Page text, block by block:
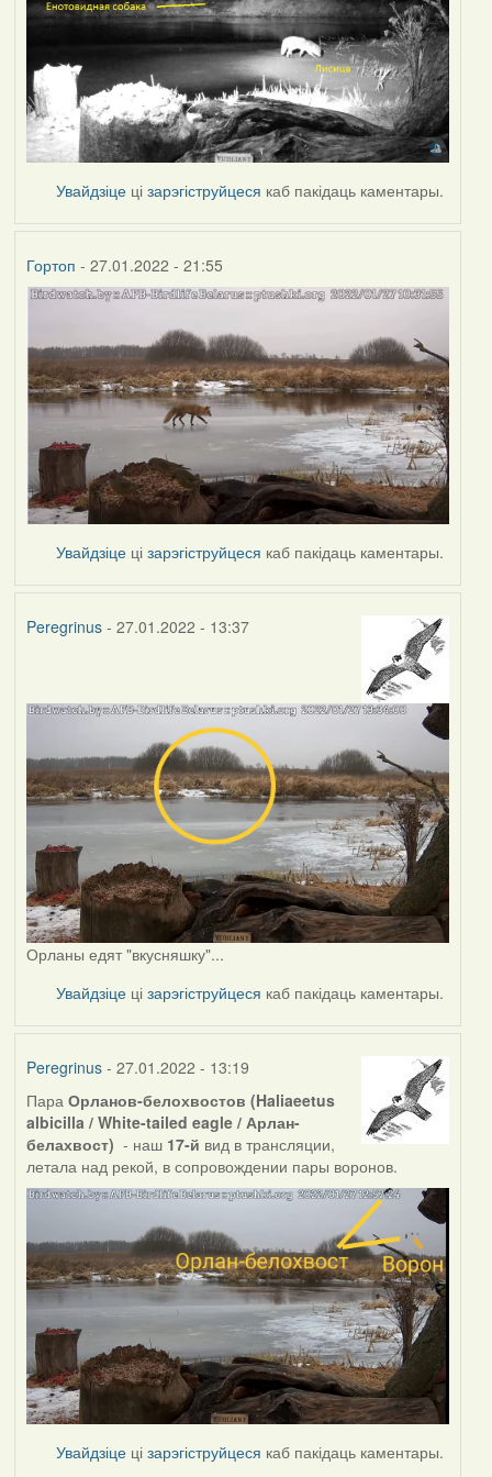
Увайдзіце цізарэгіструйцеся каб пакідаць каментары.
Гортоп - 27.01.2022 - 21:55
Увайдзіце цізарэгіструйцеся каб пакідаць каментары.
Peregrinus- 27.01.2022 - 13:37
Орланы едят "вкусняшку"...
Увайдзіце цізарэгіструйцеся каб пакідаць каментары.
Peregrinus- 27.01.2022 - 13:19
Пара Орланов-белохвостов (Haliaeetus
albicilla / White-tailed eagle / Арлан-
белахвост) - наш 17-й вид в трансляции,
летала над рекой, в сопровождении пары воронов.
Увайдзіце цізарэгіструйцеся каб пакідаць каментары.